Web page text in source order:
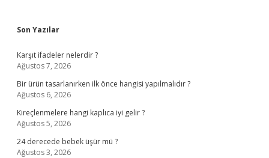
Sidebar
Son Yazılar
Karşıt ifadeler nelerdir ?
Ağustos 7, 2026
Bir ürün tasarlanırken ilk önce hangisi yapılmalıdır ?
Ağustos 6, 2026
Kireçlenmelere hangi kaplıca iyi gelir ?
Ağustos 5, 2026
24 derecede bebek üşür mü ?
Ağustos 3, 2026